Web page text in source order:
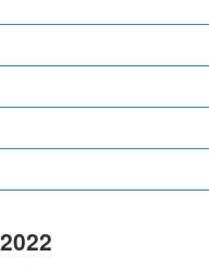
2022